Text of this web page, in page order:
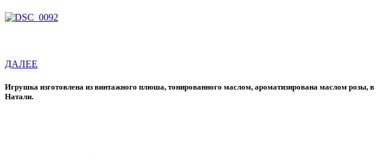
ДАЛЕЕ
Игрушка изготовлена из винтажного плюша, тонированного маслом, ароматизирована маслом розы,
Натали.